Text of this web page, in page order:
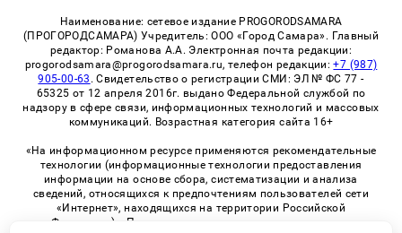
Наименование: сетевое издание PROGORODSAMARA
(ПРОГОРОДСАМАРА) Учредитель: ООО «Город Самара». Главный
редактор: Романова А.А. Электронная почта редакции:
progorodsamara@progorodsamara.ru, телефон редакции:+7 (987)
905-00-63 . Свидетельство о регистрации СМИ: ЭЛ № ФС 77 -
65325 от 12 апреля 2016г. выдано Федеральной службой по
надзору в сфере связи, информационных технологий и массовых
коммуникаций. Возрастная категория сайта 16+
«На информационном ресурсе применяются рекомендательные
технологии (информационные технологии предоставления
информации на основе сбора, систематизации и анализа
сведений, относящихся к предпочтениям пользователей сети
«Интернет», находящихся на территории Российской
Федерации)». Правила применения рекомендательных